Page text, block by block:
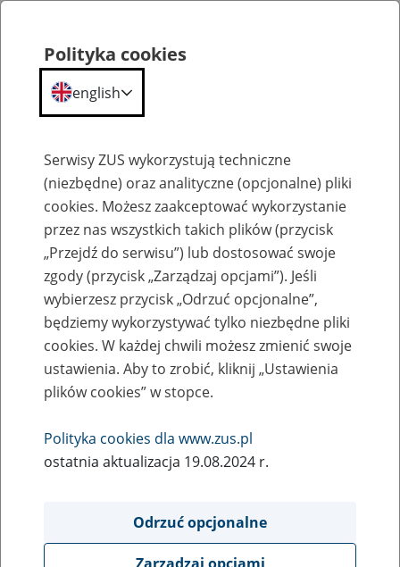
Szkolenia
Zaproś ZUS do siebie - zakładanie profili
eZUS w siedzibie Twojej firmy
Rodzaj wydarzenia
Szkolenia
obsługa klientów
Polityka cookies
english
Serwisy ZUS wykorzystują techniczne
(niezbędne) oraz analityczne (opcjonalne) pliki
cookies. Możesz zaakceptować wykorzystanie
przez nas wszystkich takich plików (przycisk
„Przejdź do serwisu”) lub dostosować swoje
zgody (przycisk „Zarządzaj opcjami”). Jeśli
wybierzesz przycisk „Odrzuć opcjonalne”,
będziemy wykorzystywać tylko niezbędne pliki
cookies. W każdej chwili możesz zmienić swoje
ustawienia. Aby to zrobić, kliknij „Ustawienia
plików cookies” w stopce.
Polityka cookies dla www.zus.pl
ostatnia aktualizacja 19.08.2024 r.
Odrzuć opcjonalne